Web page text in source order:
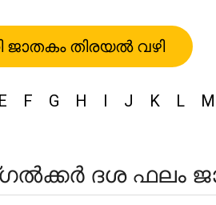
ജാതകം തിരയൽ വഴി
E F G H I J K L M
ദശ ഫലം